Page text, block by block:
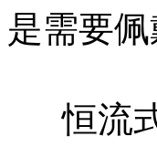
是需要
恒流式